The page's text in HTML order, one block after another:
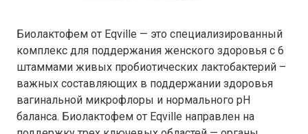
Биолактофем от Eqville — это специализированный
комплекс для поддержания женского здоровья с 6
штаммами живых пробиотических лактобактерий –
важных составляющих в поддержании здоровья
вагинальной микрофлоры и нормального pH
баланса. Биолактофем от Eqville направлен на